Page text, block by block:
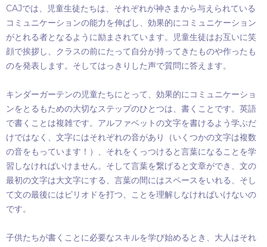
CAJでは、児童生徒たちは、それぞれが神さまから与えられている
コミュニケーションの能力を伸ばし、効果的にコミュニケーション
がとれる者となるように励まされています。児童生徒はお互いに笑
顔で挨拶し、クラスの前にたって自分が持ってきたものや作ったも
のを発表します。そしてはっきりした声で質問に答えます。
キンダーガーテンの児童たちにとって、効果的にコミュニケーショ
ンをとるもための大切なステップのひとつは、書くことです。英語
で書くことは複雑です。アルファベットの文字を書けるよう学ぶだ
けではなく、文字にはそれぞれの音があり（いくつかの文字は複数
の音をもっています！）、それをくっつけると言葉になることを学
習しなければいけません。そして言葉を繋げると文章ができ、文の
最初の文字は大文字にする、言葉の間にはスペースをいれる、そし
て文の最後にはピリオドを打つ、ことを理解しなければいけないの
です。
子供たちが書くことに必要なスキルを学び始めるとき、大人はそれ